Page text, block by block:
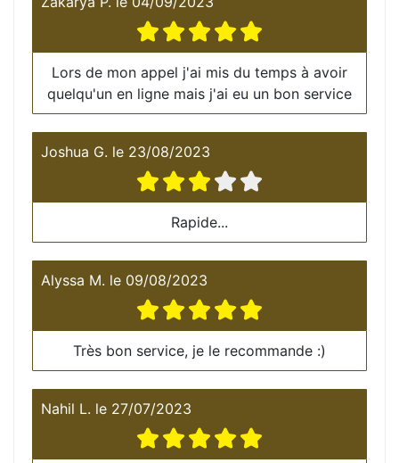
Lors de mon appel j'ai mis du temps à avoir
quelqu'un en ligne mais j'ai eu un bon service
Joshua G. le 23/08/2023
Rapide...
Alyssa M. le 09/08/2023
Très bon service, je le recommande :)
Nahil L. le 27/07/2023